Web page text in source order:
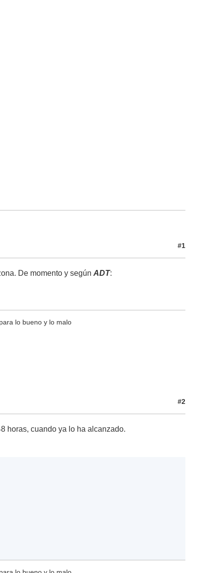
#1
De momento y segúnADT:
lo bueno y lo malo
#2
horas, cuando ya lo ha alcanzado.